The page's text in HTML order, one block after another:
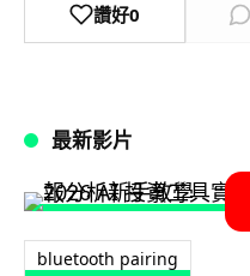
讚好0
最新影片
bluetooth pairing